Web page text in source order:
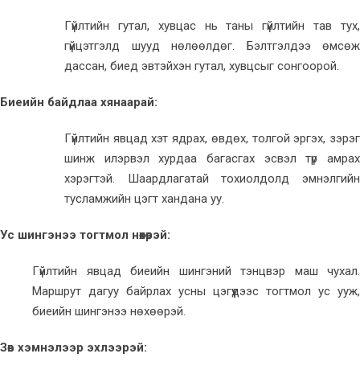
Гүйлтийн гутал, хувцас нь таны гүйлтийн тав тух,
гүйцэтгэлд шууд нөлөөлдөг. Бэлтгэлдээ өмсөж
дассан, биед эвтэйхэн гутал, хувцсыг сонгоорой.
Биеийн байдлаа хянаарай:
Гүйлтийн явцад хэт ядрах, өвдөх, толгой эргэх, зэрэг
шинж илэрвэл хурдаа багасгах эсвэл түр амрах
хэрэгтэй. Шаардлагатай тохиолдолд эмнэлгийн
тусламжийн цэгт хандана уу.
Ус шингэнээ тогтмол нөхөөрэй:
Гүйлтийн явцад биеийн шингэний тэнцвэр маш чухал.
Маршрут дагуу байрлах усны цэгүүдээс тогтмол ус ууж,
биеийн шингэнээ нөхөөрэй.
Зөв хэмнэлээр эхлээрэй: